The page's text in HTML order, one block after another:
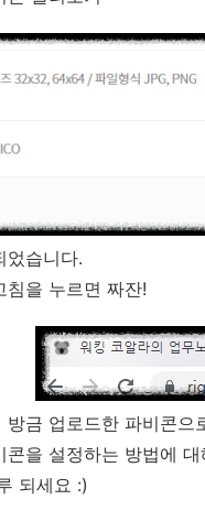
었습니다.
침을 누르면 짜잔!
방금 업로드한 파비콘
콘을 설정하는 방법에
되세요 :)